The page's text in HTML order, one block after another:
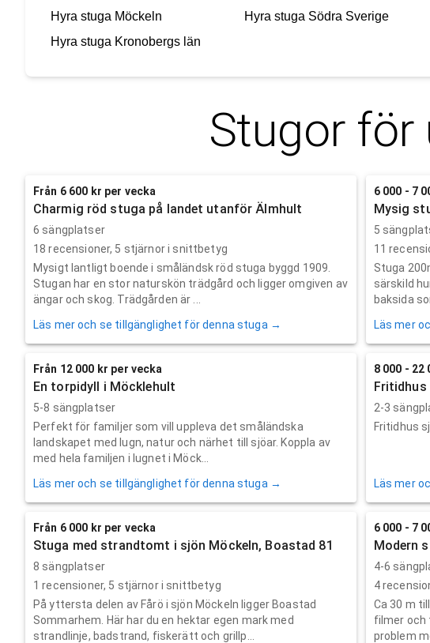
Hyra stuga Möckeln Hyra stuga Södra Sverige
Hyra stuga Kronobergs län
Stugor för
Från 6 600 kr per vecka
Charmig röd stuga på landet utanför Älmhult
6 sängplatser
18 recensioner, 5 stjärnor i snittbetyg
Mysigt lantligt boende i småländsk röd stuga byggd 1909.
Stugan har en stor naturskön trädgård och ligger omgiven av
ängar och skog. Trädgården är ...
Läs mer och se tillgänglighet för denna stuga →
6 000 - 7
Mysig
5
11
Stuga
särskild
baksida
Läs mer
Från 12 000 kr per vecka
En torpidyll i Möcklehult
5-8 sängplatser
Perfekt för familjer som vill uppleva det småländska
landskapet med lugn, natur och närhet till sjöar. Koppla av
med hela familjen i lugnet i Möck...
Läs mer och se tillgänglighet för denna stuga →
8 000 - 22
Fritidhus
2-3
Fritidhus
Läs mer
Från 6 000 kr per vecka
Stuga med strandtomt i sjön Möckeln, Boastad 81
8 sängplatser
1 recensioner, 5 stjärnor i snittbetyg
På yttersta delen av Fårö i sjön Möckeln ligger Boastad
Sommarhem. Här har du en hektar egen mark med
strandlinje, badstrand, fiskerätt och grillp...
6 000 - 7
Modern
4-6
4
Ca 30 m
filmer och
problem